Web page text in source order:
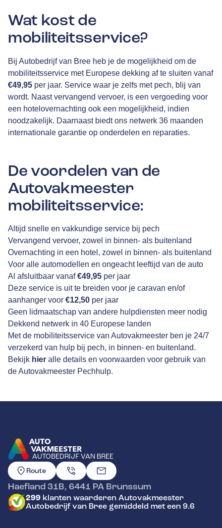
Wat kost de
mobiliteitsservice?
Bij Autobedrijf van Bree heb je de mogelijkheid om de
mobiliteitsservice met Europese dekking af te sluiten vanaf
€49,95 per jaar. Service waar je zelfs met pech, blij van
wordt. Naast vervangend vervoer, is een vergoeding voor
een hotelovernachting ook een mogelijkheid, indien
noodzakelijk. Daarnaast biedt ons netwerk 36 maanden
internationale garantie op onderdelen en reparaties.
De voordelen van de
Autovakmeester
mobiliteitsservice:
Altijd snelle en vakkundige service bij pech
Vervangend vervoer, zowel in binnen- als buitenland
Overnachting in een hotel, zowel in binnen- als buitenland
Voor alle automodellen en ongeacht leeftijd van de auto
Al afsluitbaar vanaf€49,95 per jaar
Deze service is uit te breiden voor je caravan en/of
aanhanger voor €12,50 per jaar
Geen lidmaatschap van andere hulpdiensten meer nodig
Dekkend netwerk in 40 Europese landen
Met de mobiliteitsservice van Autovakmeester ben je 24/7
verzekerd van hulp bij pech, in binnen- en buitenland.
Bekijk hier alle details en voorwaarden voor gebruik van
de Autovakmeester Pechhulp.
AUTOBEDRIJF VAN BREE
GA NAAR DE HOMEPAGINA
Route
Haefland 31B, 6441 PA Brunssum
299 klanten waarderen Autovakmeester
Autobedrijf van Bree gemiddeld met een 9.6